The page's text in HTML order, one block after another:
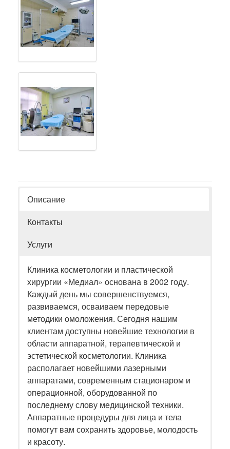
Описание
Контакты
Услуги
Клиника косметологии и пластической
хирургии «Медиал» основана в 2002 году.
Каждый день мы совершенствуемся,
развиваемся, осваиваем передовые
методики омоложения. Сегодня нашим
клиентам доступны новейшие технологии в
области аппаратной, терапевтической и
эстетической косметологии. Клиника
располагает новейшими лазерными
аппаратами, современным стационаром и
операционной, оборудованной по
последнему слову медицинской техники.
Аппаратные процедуры для лица и тела
помогут вам сохранить здоровье, молодость
и красоту.